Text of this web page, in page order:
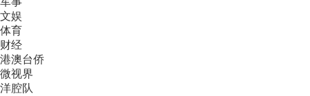
文娱
体育
财经
港澳台侨
微视界
洋腔队